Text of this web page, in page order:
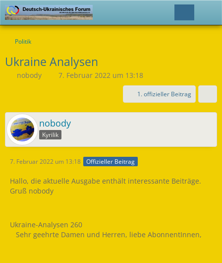
Politik
Ukraine Analysen
nobody 7. Februar 2022 um 13:18
1. offizieller Beitrag
nobody
Kyrilik
7. Februar 2022 um 13:18 Offizieller Beitrag
Hallo, die aktuelle Ausgabe enthält interessante Beiträge.
Gruß nobody
Ukraine-Analysen 260 ­
­ ­ ­ Sehr geehrte Damen und Herren, liebe AbonnentInnen,